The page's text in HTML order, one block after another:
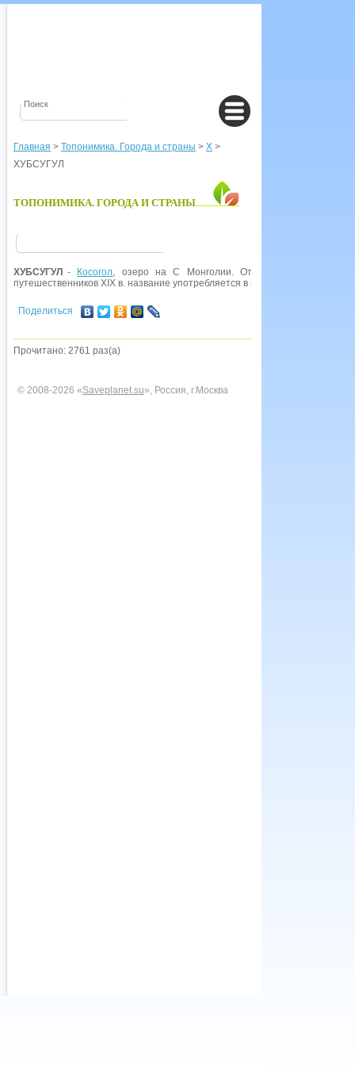
Главная > Топонимика. Города и страны > Х >
ХУБСУГУЛ
ТОПОНИМИКА. ГОРОДА И СТРАНЫ
ХУБСУГУЛ - Косогол, озеро на С Монголии. От монг. Хобсугол
путешественников XIX в. название употребляется в неправильной форме
Поделиться
Прочитано: 2761 раз(а)
© 2008-2026 «Saveplanet.su», Россия, г.Москва